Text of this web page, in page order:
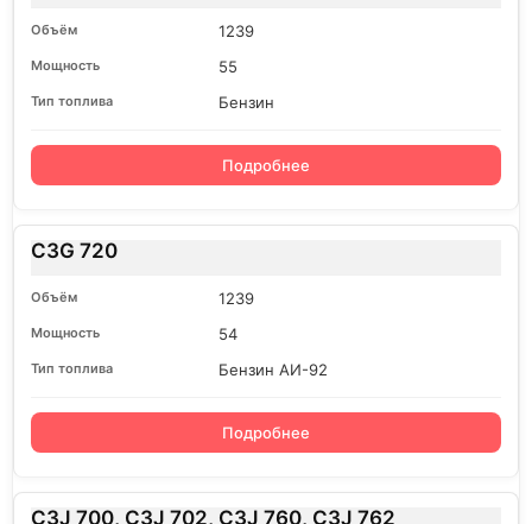
1239
55
Бензин
Подробнее
C3G 720
1239
54
Бензин АИ-92
Подробнее
C3J 700, C3J 702, C3J 760, C3J 762